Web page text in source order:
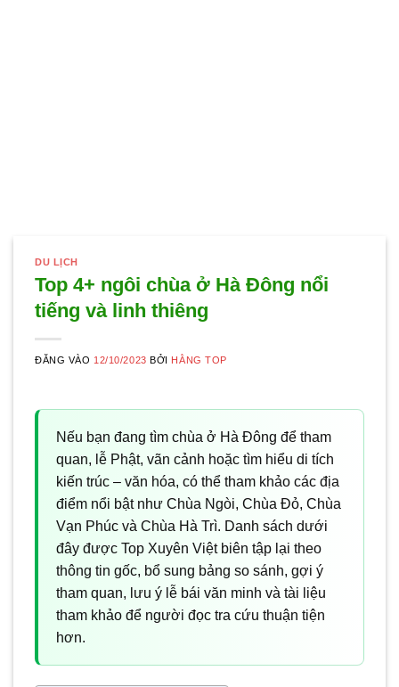
DU LỊCH
Top 4+ ngôi chùa ở Hà Đông nổi
tiếng và linh thiêng
ĐĂNG VÀO 12/10/2023 BỞI HẰNG TOP
Nếu bạn đang tìm chùa ở Hà Đông để tham
quan, lễ Phật, vãn cảnh hoặc tìm hiểu di tích
kiến trúc – văn hóa, có thể tham khảo các địa
điểm nổi bật như Chùa Ngòi, Chùa Đỏ, Chùa
Vạn Phúc và Chùa Hà Trì. Danh sách dưới
đây được Top Xuyên Việt biên tập lại theo
thông tin gốc, bổ sung bảng so sánh, gợi ý
tham quan, lưu ý lễ bái văn minh và tài liệu
tham khảo để người đọc tra cứu thuận tiện
hơn.